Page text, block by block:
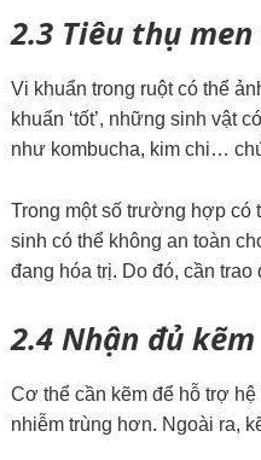
2.3 Tiêu thụ
Vi khuẩn trong ruột có thể
khuẩn ‘tốt’, những sinh vật
như kombucha, kim chi…
Trong một số trường hợp có
sinh có thể không an toàn
đang hóa trị. Do đó, cần
2.4 Nhận đủ kẽm
Cơ thể cần kẽm để hỗ trợ
nhiễm trùng hơn. Ngoài ra,